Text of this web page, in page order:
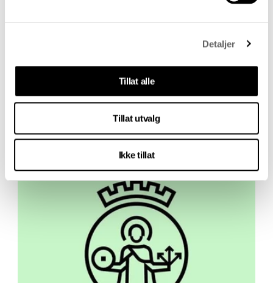
Detaljer
Tillat alle
Tillat utvalg
Ikke tillat
kunstnerstipend og diversestipend fra Norsk
kritikerlag kan søkes innen 1. september kl.